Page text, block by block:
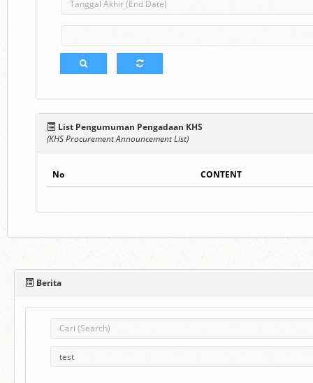
List Pengumuman Pengadaan KHS
(KHS Procurement Announcement List)
No CONTENT
Berita